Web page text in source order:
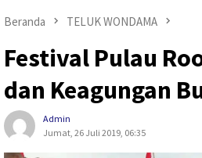
Beranda TELUK WONDAMA
Festival Pulau
dan Keagungan
Admin
Jumat, 26 Juli 2019, 06:35